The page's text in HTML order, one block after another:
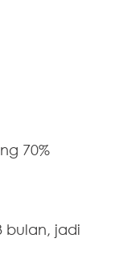
70%
bulan, jadi